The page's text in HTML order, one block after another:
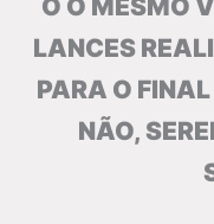
O O MESMO
LANCES
PARA O
NÃO,